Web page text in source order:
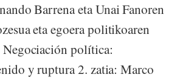
Barrena eta Unai Fanoren
eta egoera politikoaren
política:
y ruptura 2. zatia: Marco